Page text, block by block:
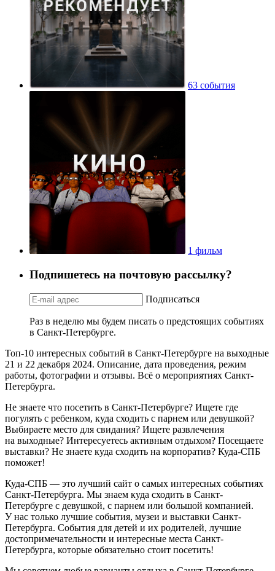
63 события
1 фильм
Подпишетесь на почтовую рассылку?
Подписаться
Раз в неделю мы будем писать о предстоящих событиях
в Санкт-Петербурге.
Топ-10 интересных событий в Санкт-Петербурге на выходные
21 и 22 декабря 2024. Описание, дата проведения, режим
работы, фотографии и отзывы. Всё о мероприятиях Санкт-
Петербурга.
Не знаете что посетить в Санкт-Петербурге? Ищете где
погулять с ребенком, куда сходить с парнем или девушкой?
Выбираете место для свидания? Ищете развлечения
на выходные? Интересуетесь активным отдыхом? Посещаете
выставки? Не знаете куда сходить на корпоратив? Куда-СПБ
поможет!
Куда-СПБ — это лучший сайт о самых интересных событиях
Санкт-Петербурга. Мы знаем куда сходить в Санкт-
Петербурге с девушкой, с парнем или большой компанией.
У нас только лучшие события, музеи и выставки Санкт-
Петербурга. События для детей и их родителей, лучшие
достопримечательности и интересные места Санкт-
Петербурга, которые обязательно стоит посетить!